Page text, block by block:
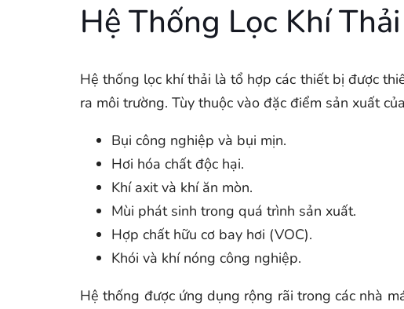
Hệ Thống Lọc Khí
Hệ thống lọc khí thải là tổ hợp các thiết bị được
ra môi trường. Tùy thuộc vào đặc điểm sản xuất
Bụi công nghiệp và bụi mịn.
Hơi hóa chất độc hại.
Khí axit và khí ăn mòn.
Mùi phát sinh trong quá trình sản xuất.
Hợp chất hữu cơ bay hơi (VOC).
Khói và khí nóng công nghiệp.
Hệ thống được ứng dụng rộng rãi trong các nhà